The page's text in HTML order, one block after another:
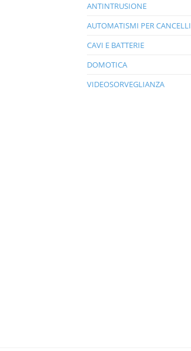
ANTINTRUSIONE
AUTOMATISMI PER CANCELLI
CAVI E BATTERIE
DOMOTICA
VIDEOSORVEGLIANZA